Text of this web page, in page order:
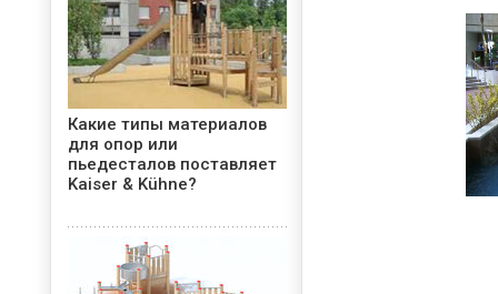
Какие типы материалов
для опор или
пьедесталов поставляет
Kaiser & Kühne?